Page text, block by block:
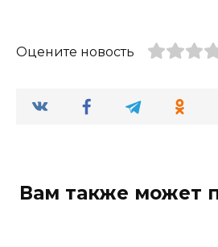
Оцените новость
Вам также может